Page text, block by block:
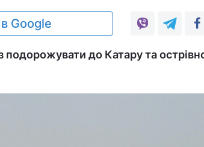
Google
подорожувати до Катару та